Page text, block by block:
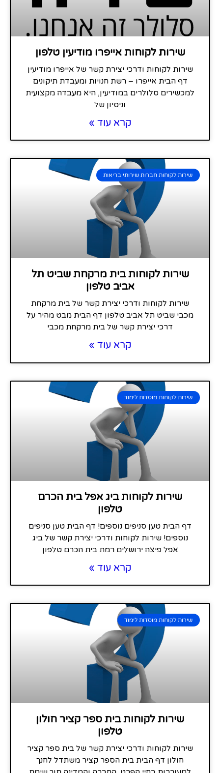
שירות לקוחות אייפרו מודיעין טלפון
שירות לקוחות ודרכי יצירת קשר של אייפרו מודיעין
דף הבית אייפרו – רשת חנויות ומעבדת תיקונים
למכשירים סלולרים במודיעין, היא מעבדה מקצועית
וניסיון של
קרא עוד »
שירות לקוחות חברות שירותי בריאות
שירות לקוחות בית מרקחת שביט תל
אביב טלפון
שירות לקוחות ודרכי יצירת קשר של בית מרקחת
מכבי שביט תל אביב טלפון דף הבית מבט מהיר על
דרכי יצירת קשר של בית מרקחת מכבי
קרא עוד »
שירות לקוחות מוסדות לימוד
שירות לקוחות ביג אפל בית הכרם
טלפון
דף הבית טען סניפים נוספים! דף הבית טען סניפים
נוספים! שירות לקוחות ודרכי יצירת קשר של ביג
אפל פיצה ירושלים רמת בית הכרם טלפון
קרא עוד »
שירות לקוחות מוסדות לימוד
שירות לקוחות בית ספר קציר חולון
טלפון
שירות לקוחות ודרכי יצירת קשר של בית ספר קציר
חולון דף הבית בית הספר קציר משתדל לחנך